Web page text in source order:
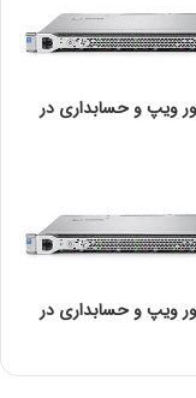
Power supply
type
Expansion
maximum
Memory slots
Memory type
description
ویپ و حسابداری در
ویپ و حسابداری در